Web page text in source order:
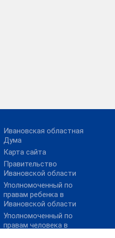
Ивановская областная
Дума
Карта сайта
Правительство
Ивановской области
Уполномоченный по
правам ребенка в
Ивановской области
Уполномоченный по
правам человека в